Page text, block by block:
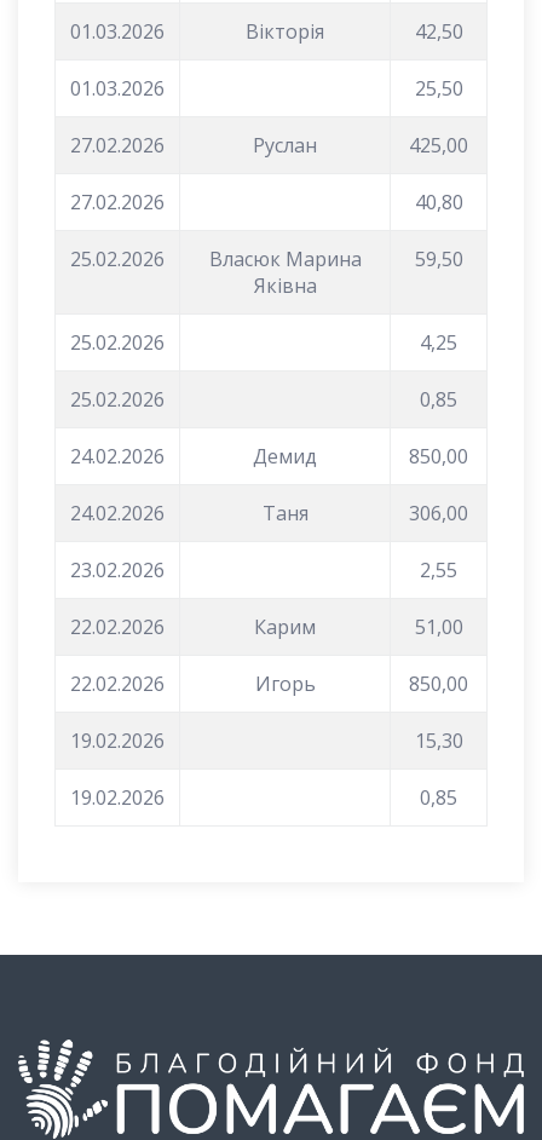
01.03.2026 Вікторія 42,50
01.03.2026 25,50
27.02.2026 Руслан 425,00
27.02.2026 40,80
25.02.2026
Власюк Марина
Яківна
59,50
25.02.2026 4,25
25.02.2026 0,85
24.02.2026 Демид 850,00
24.02.2026 Таня 306,00
23.02.2026 2,55
22.02.2026 Карим 51,00
22.02.2026 Игорь 850,00
19.02.2026 15,30
19.02.2026 0,85